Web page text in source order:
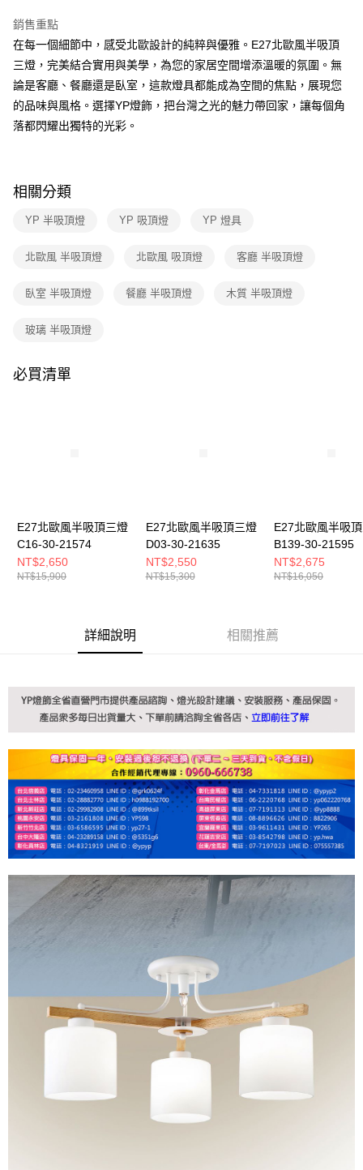
全盈+PAY
AFTEE先享後付
相關說明
【關於「AFTEE先享後付」】
AFTEE先享後付是「在收到商品之後才付款」的支付方式。 讓您購物簡單
便利好安心！
１．簡單：不需註冊會員、不需綁卡、不需儲值。
【「AFTEE先享後付」結帳流程】
１．於結帳方式選擇「AFTEE先享後付」後，將跳轉至「AFTEE先享後付」
結帳頁面，進行簡訊認證並確認金額後，即可完成結帳。
ATM／網路銀行／等多元方式進行付款，方視為交易完成。
購買商品的店家。未經商家同意取消之訂單仍視為有效，需透過AFTEE先享
是否繳費成功／繳費後需取消欲退款等相關疑問，請聯繫「AFTEE先享後付
【注意事項】
時審查核予不同之上限額度；若仍有額度不足之情形，本公司將視審查結果
５．嚴禁一人註冊多個帳號或使用他人資訊註冊。若發現惡意使用之情形，
恩沛科技股份有限公司將有權停止該用戶之使用額度並採取法律行動。
每筆NT$180，滿NT$5,000(含以上)免運費
銷售重點
在每一個細節中，感受北歐設計的純粹與優雅。E27北歐風半吸頂
三燈，完美結合實用與美學，為您的家居空間增添溫暖的氛圍。無
論是客廳、餐廳還是臥室，這款燈具都能成為空間的焦點，展現您
的品味與風格。選擇YP燈飾，把台灣之光的魅力帶回家，讓每個角
落都閃耀出獨特的光彩。
相關分類
YP 半吸頂燈 YP 吸頂燈 YP 燈具
北歐風 半吸頂燈 北歐風 吸頂燈 客廳 半吸頂燈
臥室 半吸頂燈 餐廳 半吸頂燈 木質 半吸頂燈
玻璃 半吸頂燈
必買清單
E27北歐風半吸頂三燈
C16-30-21574
NT$2,650
NT$15,900
E27北歐風半吸頂三燈
D03-30-21635
NT$2,550
NT$15,300
E27北歐風半吸
B139-30-21595
NT$2,675
NT$16,050
詳細說明 相關推薦